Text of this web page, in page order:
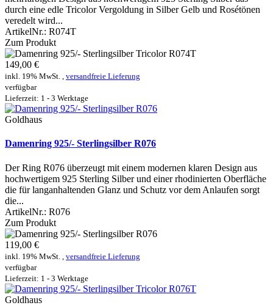
durch eine edle Tricolor Vergoldung in Silber Gelb und Rosétönen
veredelt wird...
ArtikelNr.: R074T
Zum Produkt
149,00 €
inkl. 19% MwSt. , versandfreie Lieferung
verfügbar
Lieferzeit: 1 - 3 Werktage
Goldhaus
Damenring 925/- Sterlingsilber R076
Der Ring R076 überzeugt mit einem modernen klaren Design aus
hochwertigem 925 Sterling Silber und einer rhodinierten Oberfläche
die für langanhaltenden Glanz und Schutz vor dem Anlaufen sorgt
die...
ArtikelNr.: R076
Zum Produkt
119,00 €
inkl. 19% MwSt. , versandfreie Lieferung
verfügbar
Lieferzeit: 1 - 3 Werktage
Goldhaus